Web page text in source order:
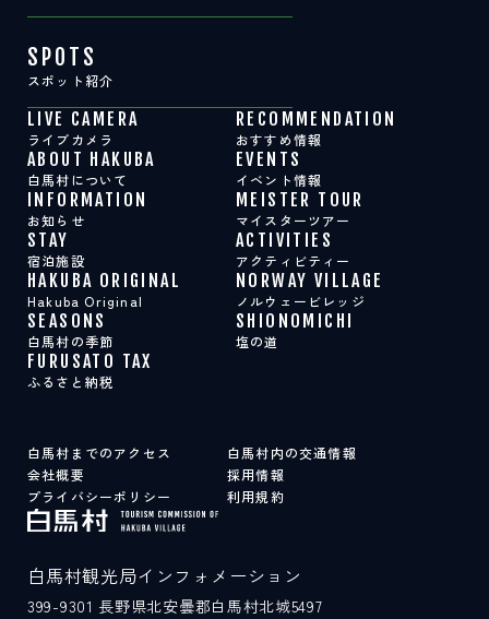
SPOTS
スポット紹介
LIVE CAMERA
ライブカメラ
RECOMMENDATION
おすすめ情報
ABOUT HAKUBA
白馬村について
EVENTS
イベント情報
INFORMATION
お知らせ
MEISTER TOUR
マイスターツアー
STAY
宿泊施設
ACTIVITIES
アクティビティー
HAKUBA ORIGINAL
Hakuba Original
NORWAY VILLAGE
ノルウェービレッジ
SEASONS
白馬村の季節
SHIONOMICHI
塩の道
FURUSATO TAX
ふるさと納税
白馬村までのアクセス
白馬村内の交通情報
会社概要
採用情報
プライバシーポリシー
利用規約
白馬村観光局インフォメーション
399-9301 長野県北安曇郡白馬村北城5497